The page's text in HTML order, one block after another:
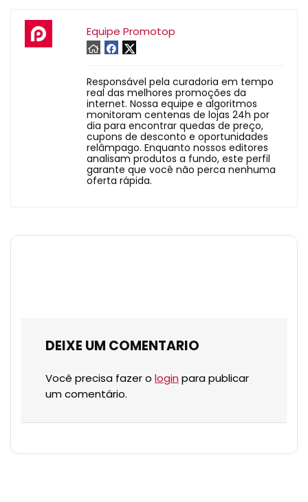
Equipe Promotop
Responsável pela curadoria em tempo
real das melhores promoções da
internet. Nossa equipe e algoritmos
monitoram centenas de lojas 24h por
dia para encontrar quedas de preço,
cupons de desconto e oportunidades
relâmpago. Enquanto nossos editores
analisam produtos a fundo, este perfil
garante que você não perca nenhuma
oferta rápida.
DEIXE UM COMENTARIO
Você precisa fazer o login para publicar
um comentário.